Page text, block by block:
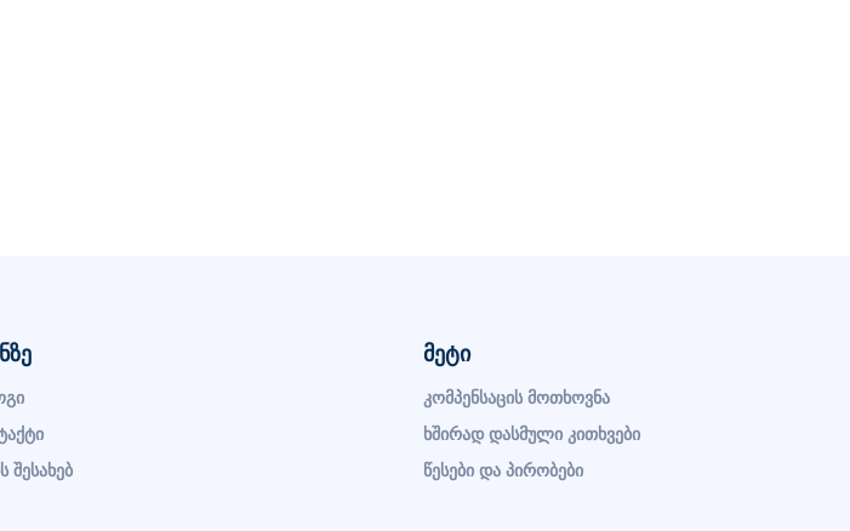
შესახებ
მეტი
კომპენსაცის მოთხოვნა
ხშირად დასმული კითხვები
წესები და პირობები